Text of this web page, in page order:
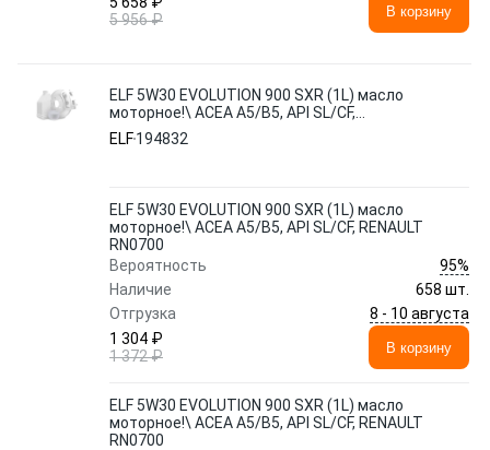
5 956 ₽
В корзину
ELF 5W30 EVOLUTION 900 SXR (1L) масло
моторное!\ ACEA A5/B5, API SL/CF,
RENAULT RN0700
ELF194832
ELF 5W30 EVOLUTION 900 SXR (1L) масло
моторное!\ ACEA A5/B5, API SL/CF, RENAULT
RN0700
Вероятность
95%
Наличие
658 шт.
Отгрузка
8 - 10 августа
1 304 ₽
1 372 ₽
В корзину
ELF 5W30 EVOLUTION 900 SXR (1L) масло
моторное!\ ACEA A5/B5, API SL/CF, RENAULT
RN0700